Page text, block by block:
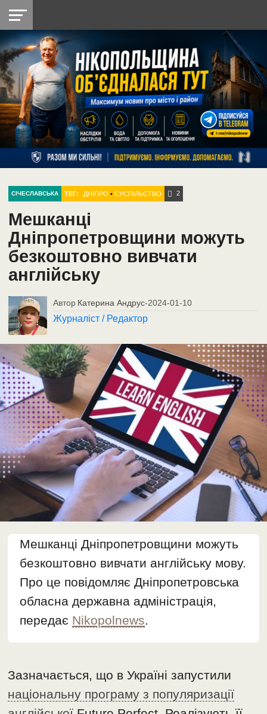
НІКОПОЛЬ
РАЙОН
СІЧЕСЛАВСЬКА
УКРАЇНА
РЕТРО
НІКОПОЛЬ
ЛАЙТ
УКРАЇНА
ДОПОМОГА
РАДІО
СІЧЕСЛАВСЬКА ТЕГ: ДНІПРО •СУСПІЛЬСТВО 2
Мешканці
Дніпропетровщини можуть
безкоштовно вивчати
англійську
Автор Катерина Андрус-2024-01-10
Журналіст / Редактор
Мешканці Дніпропетровщини можуть
безкоштовно вивчати англійську мову.
Про це повідомляє Дніпропетровська
обласна державна адміністрація,
передає Nikopolnews.
Зазначається, що в Україні запустили
національну програму з популяризації